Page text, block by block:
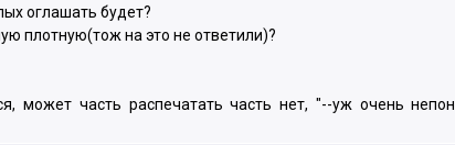
оглашать будет?
плотную(тож на это не ответили)?
может часть распечатать часть нет, "--уж очень